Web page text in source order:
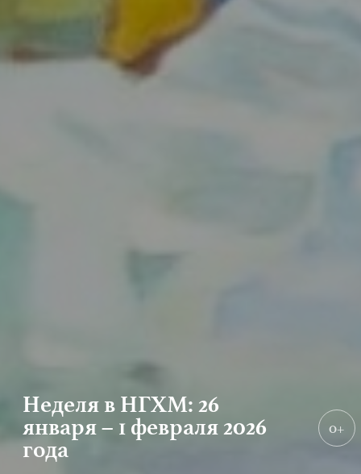
Неделя в НГХМ: 26
января – 1 февраля 2026
года
0+